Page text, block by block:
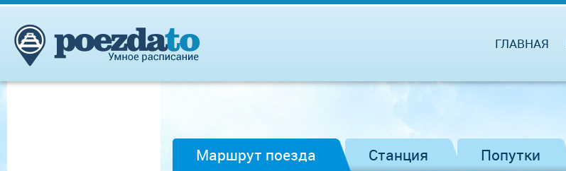
ГЛАВНАЯ
Маршрут поезда Станция Попутки